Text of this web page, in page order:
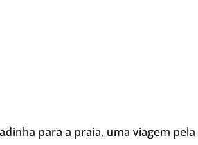
para a praia, uma viagem pela